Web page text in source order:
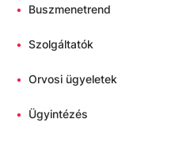
• Buszmenetrend
• Szolgáltatók
• Orvosi ügyeletek
• Ügyintézés